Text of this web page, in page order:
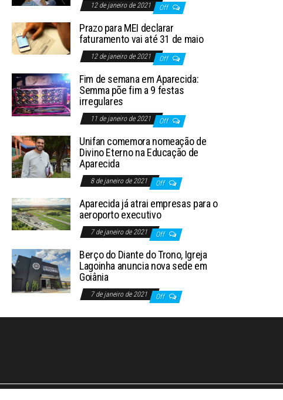
12 de janeiro de 2021 Off
Prazo para MEI declarar
faturamento vai até 31 de maio
12 de janeiro de 2021 Off
Fim de semana em Aparecida:
Semma põe fim a 9 festas
irregulares
11 de janeiro de 2021 Off
Unifan comemora nomeação de
Divino Eterno na Educação de
Aparecida
8 de janeiro de 2021 Off
Aparecida já atrai empresas para o
aeroporto executivo
7 de janeiro de 2021 Off
Berço do Diante do Trono, Igreja
Lagoinha anuncia nova sede em
Goiânia
7 de janeiro de 2021 Off